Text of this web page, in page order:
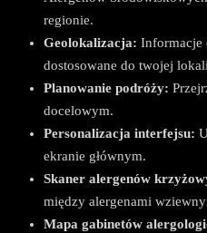
regionie.
Geolokalizacja: Informacje
dostosowane do twojej
Planowanie podróży:
docelowym.
Personalizacja interfejsu:
ekranie głównym.
Skaner alergenów
między alergenami
Mapa gabinetów